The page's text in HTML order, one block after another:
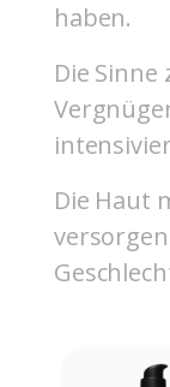
haben.
Die
Die Haut